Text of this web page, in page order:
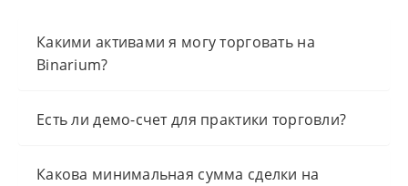
Какими активами я могу торговать на
Binarium?
Есть ли демо-счет для практики торговли?
Какова минимальная сумма сделки на